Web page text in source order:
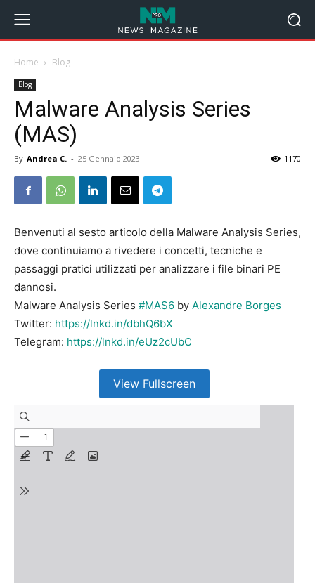
Home Blog
Blog
Malware Analysis Series
(MAS)
By Andrea C. - 25 Gennaio 2023 1170
Benvenuti al sesto articolo della Malware Analysis Series,
dove continuiamo a rivedere i concetti, tecniche e
passaggi pratici utilizzati per analizzare i file binari PE
dannosi.
Malware Analysis Series #MAS6 by Alexandre Borges
Twitter: https://lnkd.in/dbhQ6bX
Telegram: https://lnkd.in/eUz2cUbC
View Fullscreen